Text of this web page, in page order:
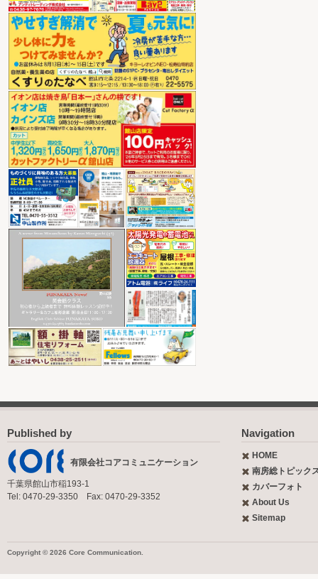
Published by
有限会社コアコミュニケーション
千葉県館山市稲193-1
Tel: 0470-29-3350 Fax: 0470-29-3352
Navigation
HOME
南房総トピック
カバーフォト
About Us
Sitemap
Copyright © 2026 Core Communication.